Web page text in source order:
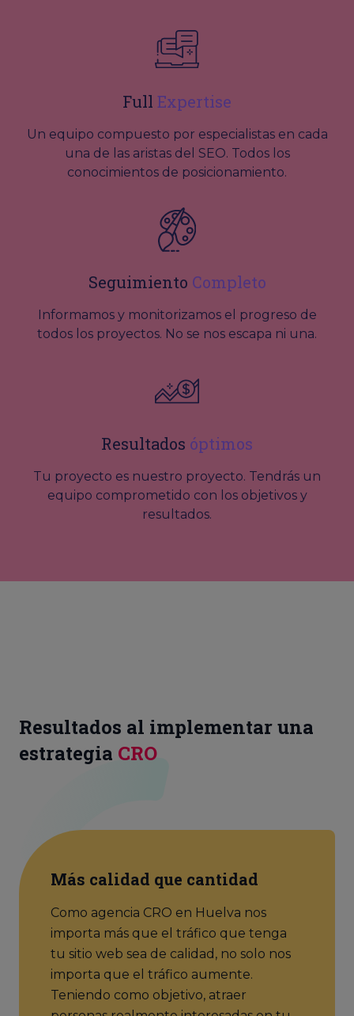
Full Expertise
Un equipo compuesto por especialistas en cada
una de las aristas del SEO. Todos los
conocimientos de posicionamiento.
Seguimiento Completo
Informamos y monitorizamos el progreso de
todos los proyectos. No se nos escapa ni una.
Resultados óptimos
Tu proyecto es nuestro proyecto. Tendrás un
equipo comprometido con los objetivos y
resultados.
Resultados al implementar una
estrategia CRO
Más calidad que cantidad
Como agencia CRO en Huelva nos
importa más que el tráfico que tenga
tu sitio web sea de calidad, no solo nos
importa que el tráfico aumente.
Teniendo como objetivo, atraer